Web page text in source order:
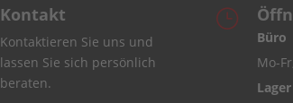
Kontakt
Kontaktieren Sie uns und
lassen Sie sich persönlich
beraten.
}
Büro
Mo-
Lager